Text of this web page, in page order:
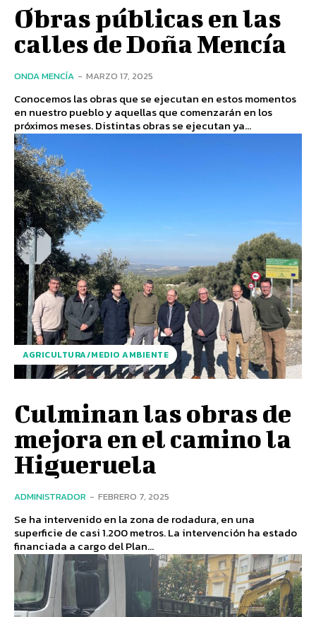
Obras públicas en las
calles de Doña Mencía
ONDA MENCÍA - MARZO 17, 2025
Conocemos las obras que se ejecutan en estos momentos
en nuestro pueblo y aquellas que comenzarán en los
próximos meses. Distintas obras se ejecutan ya...
AGRICULTURA/MEDIO AMBIENTE
Culminan las obras de
mejora en el camino la
Higueruela
ADMINISTRADOR - FEBRERO 7, 2025
Se ha intervenido en la zona de rodadura, en una
superficie de casi 1.200 metros. La intervención ha estado
financiada a cargo del Plan...